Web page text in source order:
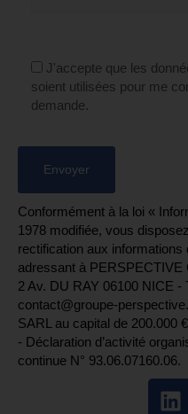
J'accepte que les
soient utilisées pour me
demande.
Conformément à la loi «
1978 modifiée, vous
rectification aux
adressant à PERSPECTIVE
2 Av. DU RAY 06100 NICE -
contact@groupe-
SARL au capital de 200.000
- Déclaration d’activité
continue N° 93.06.07160.06.